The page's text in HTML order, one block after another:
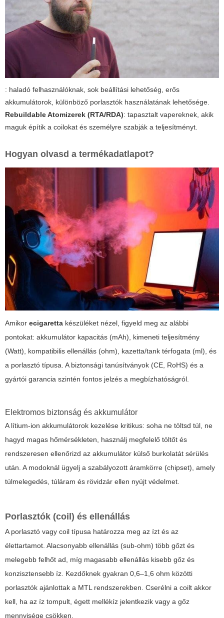
: haladó felhasználóknak, sok beállítási lehetőség, erős
akkumulátorok, különböző porlasztók használatának lehetősége.
Rebuildable Atomizerek (RTA/RDA): tapasztalt vapereknek, akik
maguk építik a coilokat és személyre szabják a teljesítményt.
Hogyan olvasd a termékadatlapot?
Amikor ecigaretta készüléket nézel, figyeld meg az alábbi
pontokat: akkumulátor kapacitás (mAh), kimeneti teljesítmény
(Watt), kompatibilis ellenállás (ohm), kazetta/tank térfogata (ml), és
a porlasztó típusa. A biztonsági tanúsítványok (CE, RoHS) és a
gyártói garancia szintén fontos jelzés a megbízhatóságról.
Elektromos biztonság és akkumulátor
A lítium-ion akkumulátorok kezelése kritikus: soha ne töltsd túl, ne
hagyd magas hőmérsékleten, használj megfelelő töltőt és
rendszeresen ellenőrizd az akkumulátor külső burkolatát sérülés
után. A modoknál ügyelj a szabályozott áramkörre (chipset), amely
túlmelegedés, túláram és rövidzár ellen nyújt védelmet.
Porlasztók (coil) és ellenállás
A porlasztó vagy coil típusa határozza meg az ízt és az
élettartamot. Alacsonyabb ellenállás (sub-ohm) több gőzt és
melegebb felhőt ad, míg magasabb ellenállás kisebb gőz és
konzisztensebb íz. Kezdőknek gyakran 0,6–1,6 ohm közötti
porlasztók ajánlottak a MTL rendszerekben. Cserélni a coilt akkor
kell, ha az íz tompult, égett mellékíz jelentkezik vagy a gőz
mennyisége csökken.